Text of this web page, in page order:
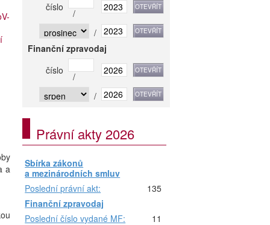
a
číslo
/
/
Finanční zpravodaj
číslo
/
/
Právní akty 2026
Sbírka zákonů
a mezinárodních smluv
Poslední právní akt:
135
Finanční zpravodaj
Poslední číslo vydané MF:
11